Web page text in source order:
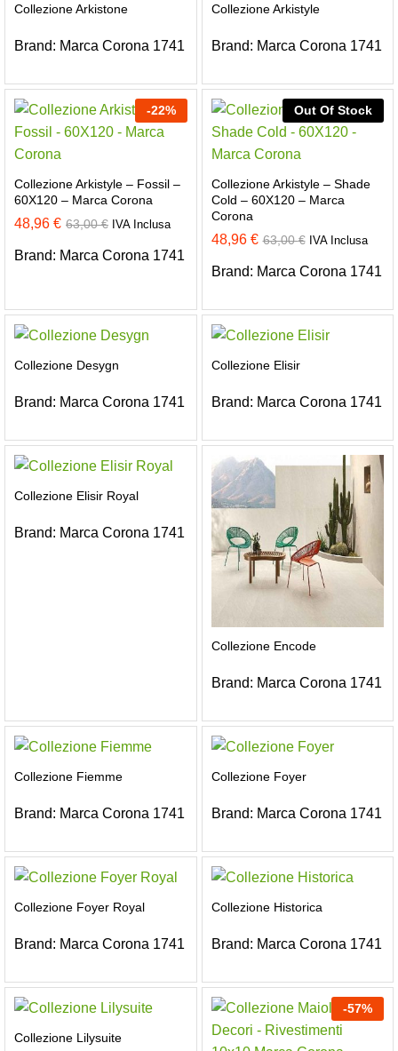
Collezione Arkistone
Brand: Marca Corona 1741
Collezione Arkistyle
Brand: Marca Corona 1741
-22%
Collezione Arkistyle – Fossil –
60X120 – Marca Corona
48,96 € 63,00€ IVA Inclusa
Brand: Marca Corona 1741
Out Of Stock
Collezione Arkistyle – Shade
Cold – 60X120 – Marca
Corona
48,96 € 63,00€ IVA Inclusa
Brand: Marca Corona 1741
Collezione Desygn
Brand: Marca Corona 1741
Collezione Elisir
Brand: Marca Corona 1741
Collezione Elisir Royal
Brand: Marca Corona 1741
Collezione Encode
Brand: Marca Corona 1741
Collezione Fiemme
Brand: Marca Corona 1741
Collezione Foyer
Brand: Marca Corona 1741
Collezione Foyer Royal
Brand: Marca Corona 1741
Collezione Historica
Brand: Marca Corona 1741
Collezione Lilysuite
-57%